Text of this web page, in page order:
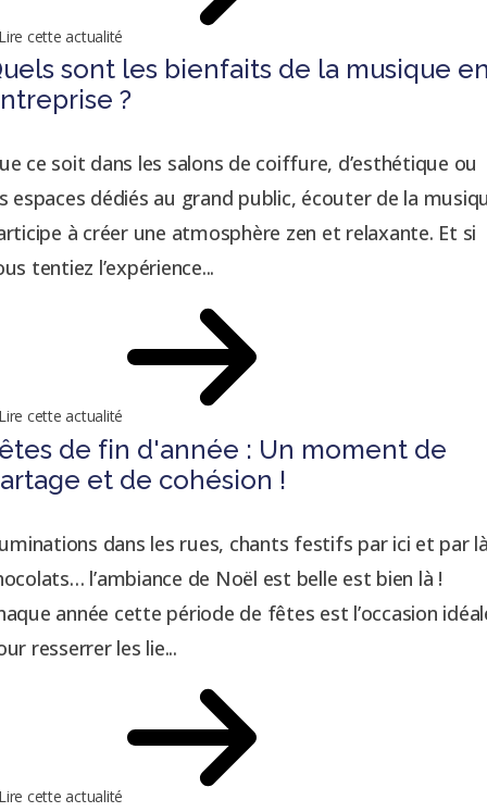
cette actualité
sont les bienfaits de la musique
?
ce soit dans les salons de coiffure, d’esthétique ou
espaces dédiés au grand public, écouter de la
à créer une atmosphère zen et relaxante. Et si
tentiez l’expérience...
cette actualité
de fin d'année : Un moment de
et de cohésion !
dans les rues, chants festifs par ici et par
l’ambiance de Noël est belle est bien là !
année cette période de fêtes est l’occasion
resserrer les lie...
cette actualité